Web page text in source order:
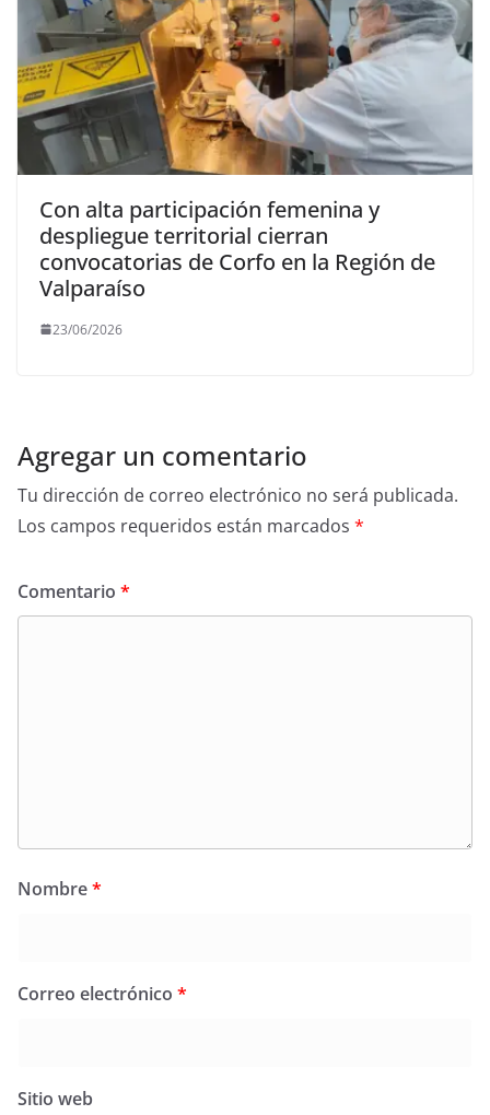
Con alta participación femenina y
despliegue territorial cierran
convocatorias de Corfo en la Región de
Valparaíso
23/06/2026
Agregar un comentario
Tu dirección de correo electrónico no será publicada.
Los campos requeridos están marcados *
Comentario *
Nombre*
Correo electrónico *
Sitio web